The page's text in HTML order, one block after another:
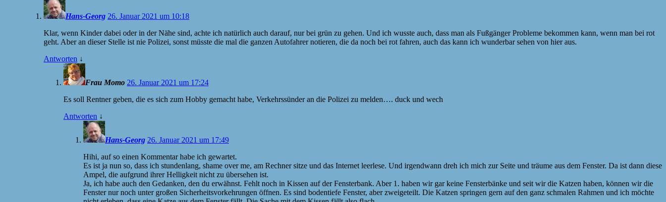
Hans-Georg 26. Januar 2021 um 10:18
Klar, wenn Kinder dabei oder in der Nähe sind, achte ich natürlich auch darauf, nur bei grün zu gehen. Und ich wusste auch, dass man als Fußgänger Probleme bekommen kann, wenn man bei rot
geht. Aber an dieser Stelle ist nie Polizei, sonst müsste die mal die ganzen Autofahrer notieren, die da noch bei rot fahren, auch das kann ich wunderbar sehen von hier aus.
Antworten ↓
Frau Momo 26. Januar 2021 um 17:24
Es soll Rentner geben, die es sich zum Hobby gemacht habe, Verkehrssünder an die Polizei zu melden…. duck und wech
Antworten ↓
Hans-Georg 26. Januar 2021 um 17:49
Hihi, auf so einen Kommentar habe ich gewartet.
Es ist ja nun so, dass ich stundenlang, shame over me, am Rechner sitze und das Internet leerlese. Und irgendwann dreh ich mich zur Seite und träume aus dem Fenster. Da ist dann diese
Ampel, die aufgrund ihrer Helligkeit nicht zu übersehen ist.
Ja, ich habe auch den Gedanken, den du erwähnst. Fehlt noch in Kissen auf der Fensterbank. Aber 1. haben wir gar keine Fensterbänke und seit wir die Katzen haben, können wir die
Fenster nur noch unter großen Sicherheitsvorkehrungen öffnen. Es sind bodentiefe Fenster, aber zweigeteilt. Die Katzen springen gern auf den ganz schmalen Rahmen und ich möchte